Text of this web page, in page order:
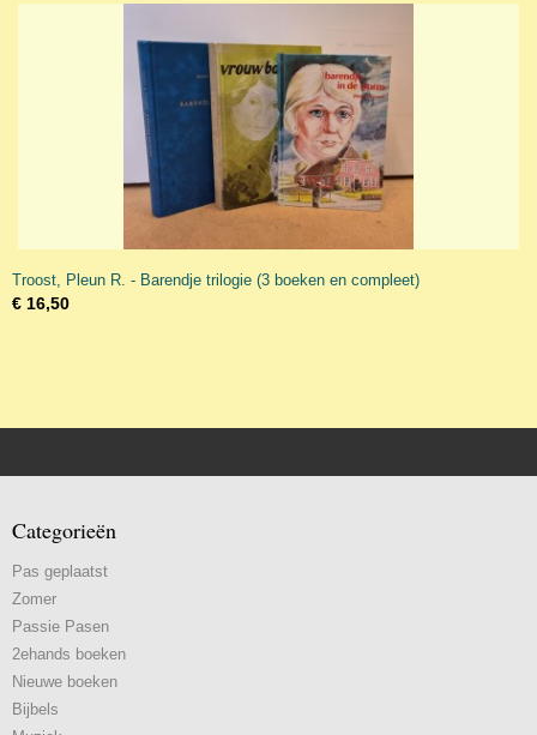
Troost, Pleun R. - Barendje trilogie (3 boeken en compleet)
€ 16,50
Categorieën
Pas geplaatst
Zomer
Passie Pasen
2ehands boeken
Nieuwe boeken
Bijbels